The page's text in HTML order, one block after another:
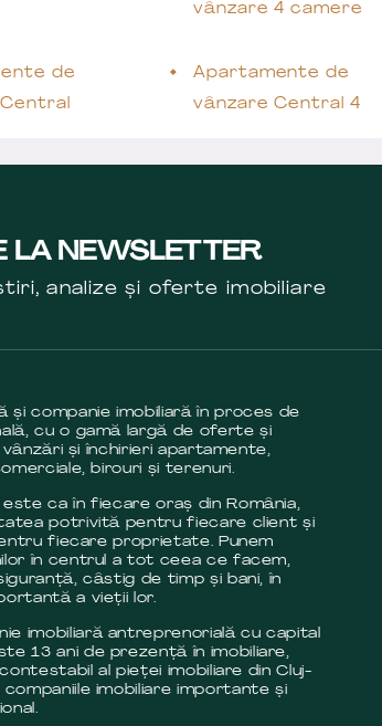
de
vânzare 4 camere
Apartamente de
vânzare Central 4
LA NEWSLETTER
analize și oferte imobiliare
și companie imobiliară în proces de
cu o gamă largă de oferte și
vânzări și închirieri apartamente,
birouri și terenuri.
ca în fiecare oraș din România,
potrivită pentru fiecare client și
fiecare proprietate. Punem
în centrul a tot ceea ce facem,
câstig de timp și bani, în
a vieții lor.
imobiliară antreprenorială cu capital
13 ani de prezență în imobiliare,
al pieței imobiliare din Cluj-
companiile imobiliare importante și